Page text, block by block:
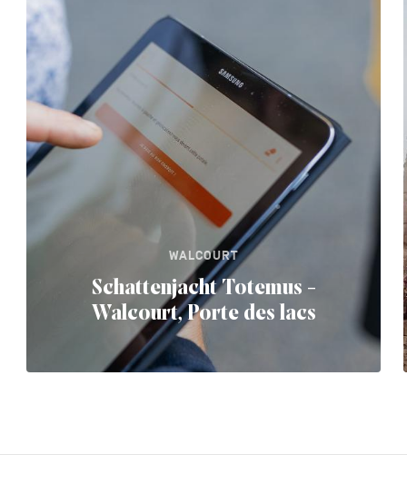
WALCOURT
Schattenjacht Totemus -
Walcourt, Porte des lacs